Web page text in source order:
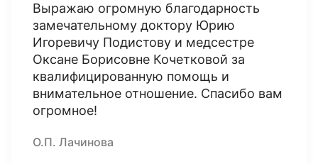
Выражаю огромную благодарность
замечательному доктору Юрию
Игоревичу Подистову и медсестре
Оксане Борисовне Кочетковой за
квалифицированную помощь и
внимательное отношение. Спасибо вам
огромное!
О.П. Лачинова